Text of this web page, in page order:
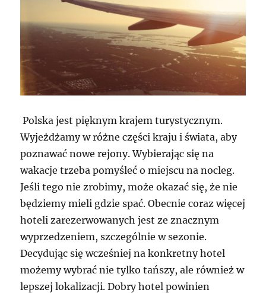
Polska jest pięknym krajem turystycznym.
Wyjeżdżamy w różne części kraju i świata, aby
poznawać nowe rejony. Wybierając się na
wakacje trzeba pomyśleć o miejscu na nocleg.
Jeśli tego nie zrobimy, może okazać się, że nie
będziemy mieli gdzie spać. Obecnie coraz więcej
hoteli zarezerwowanych jest ze znacznym
wyprzedzeniem, szczególnie w sezonie.
Decydując się wcześniej na konkretny hotel
możemy wybrać nie tylko tańszy, ale również w
lepszej lokalizacji. Dobry hotel powinien